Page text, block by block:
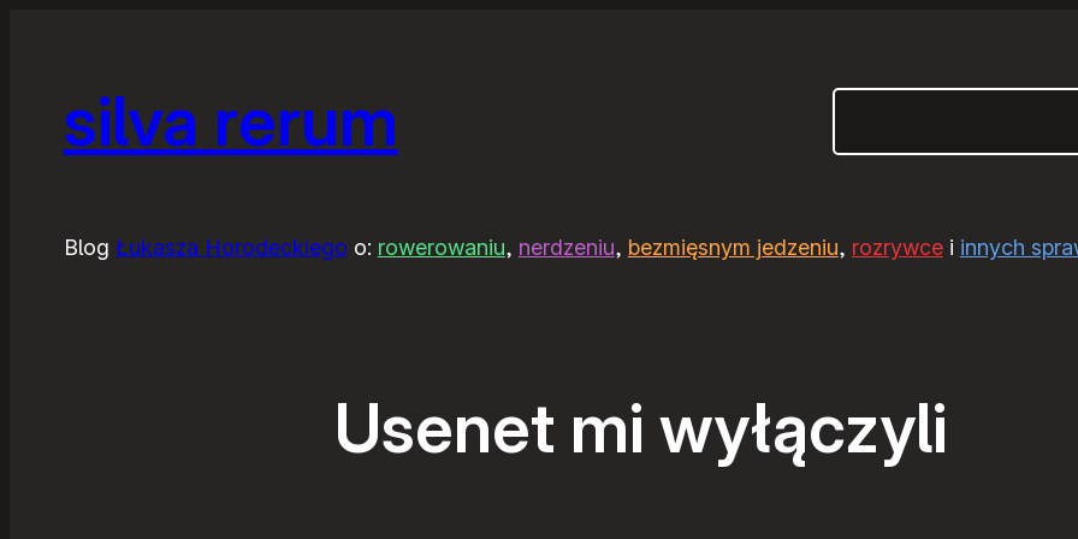
silva rerum
Blog Łukasza Horodeckiego o: rowerowaniu, nerdzeniu, bezmięsnym jedzeniu, rozrywcei innych
Usenet mi wyłączyli